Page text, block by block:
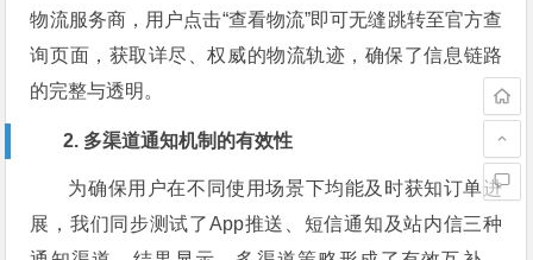
物流服务商，用户点击“查看物流”即可无缝跳转至官方查
询页面，获取详尽、权威的物流轨迹，确保了信息链路
的完整与透明。
2. 多渠道通知机制的有效性
为确保用户在不同使用场景下均能及时获知订单进
展，我们同步测试了App推送、短信通知及站内信三种